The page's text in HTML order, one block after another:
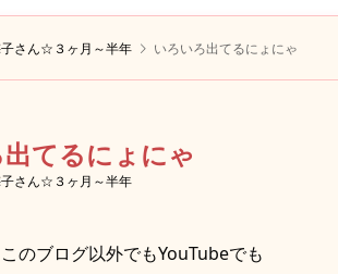
さん☆３ヶ月～半年 いろいろ出てるにょにゃ
てるにょにゃ
さん☆３ヶ月～半年
のブログ以外でもYouTubeでも